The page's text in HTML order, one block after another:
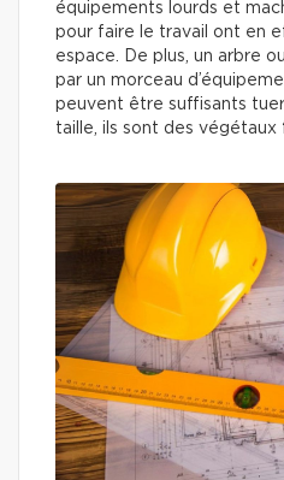
équipements lourds et
pour faire le travail ont en
espace. De plus, un arbre
par un morceau
peuvent être suffisants tuer
taille, ils sont des végétaux